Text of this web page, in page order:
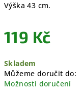
Výška 43 cm.
119 Kč
cena:
Skladem
Můžeme doručit do:
Možnosti doručení